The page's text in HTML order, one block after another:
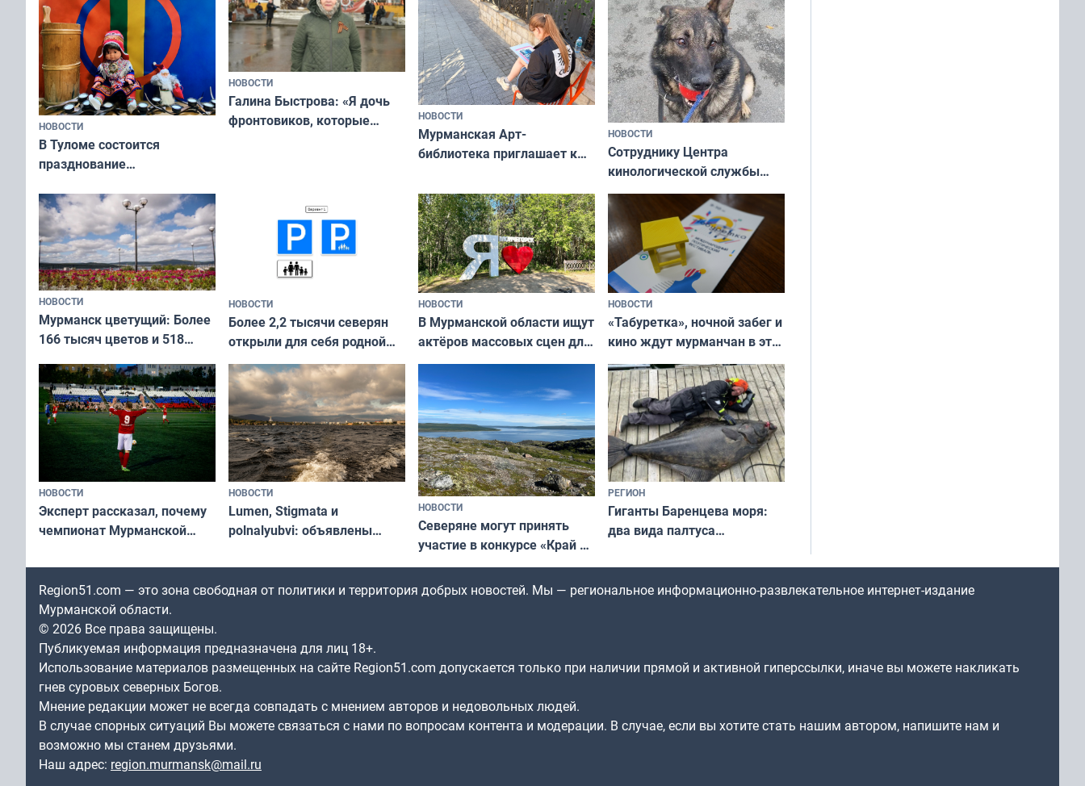
НОВОСТИ
В Туломе состоится
празднование
коренных народов мира
НОВОСТИ
Галина Быстрова: «Я дочь
фронтовиков, которые
НОВОСТИ
Мурманская Арт-
библиотека приглашает к
и фотографов
НОВОСТИ
Сотруднику Центра
кинологической службы
ищут новый дом
НОВОСТИ
Мурманск цветущий: Более
166 тысяч цветов и 518
НОВОСТИ
Более 2,2 тысячи северян
открыли для себя родной
край в рамках проекта
«Туризм для своих»
НОВОСТИ
В Мурманской области ищут
актёров массовых сцен для
съёмок в
короткометражном фильме
НОВОСТИ
«Табуретка», ночной забег и
кино ждут мурманчан в эти
выходные
НОВОСТИ
Эксперт рассказал, почему
чемпионат Мурманской
незамеченным
НОВОСТИ
Lumen, Stigmata и
polnalyubvi: объявлены
«Имандра» в 2026 года
НОВОСТИ
Северяне могут принять
участие в конкурсе «Край у
северной границы: фотогид
по Печенгскому округу»
РЕГИОН
Гиганты Баренцева моря:
два вида палтуса
Region51.com — это зона свободная от политики и территория добрых новостей. Мы — региональное информационно-развлекательное интернет-издание
Мурманской области.
© 2026 Все права защищены.
Публикуемая информация предназначена для лиц 18+.
Использование материалов размещенных на сайте Region51.com допускается только при наличии прямой и активной гиперссылки, иначе вы можете накликать
гнев суровых северных Богов.
Мнение редакции может не всегда совпадать с мнением авторов и недовольных людей.
В случае спорных ситуаций Вы можете связаться с нами по вопросам контента и модерации. В случае, если вы хотите стать нашим автором, напишите нам и
возможно мы станем друзьями.
Наш адрес: region.murmansk@mail.ru